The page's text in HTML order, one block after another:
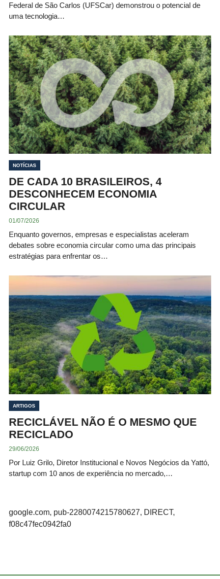
Federal de São Carlos (UFSCar) demonstrou o potencial de
uma tecnologia…
NOTÍCIAS
DE CADA 10 BRASILEIROS, 4
DESCONHECEM ECONOMIA
CIRCULAR
01/07/2026
Enquanto governos, empresas e especialistas aceleram
debates sobre economia circular como uma das principais
estratégias para enfrentar os…
ARTIGOS
RECICLÁVEL NÃO É O MESMO QUE
RECICLADO
29/06/2026
Por Luiz Grilo, Diretor Institucional e Novos Negócios da Yattó,
startup com 10 anos de experiência no mercado,…
google.com, pub-2280074215780627, DIRECT,
f08c47fec0942fa0